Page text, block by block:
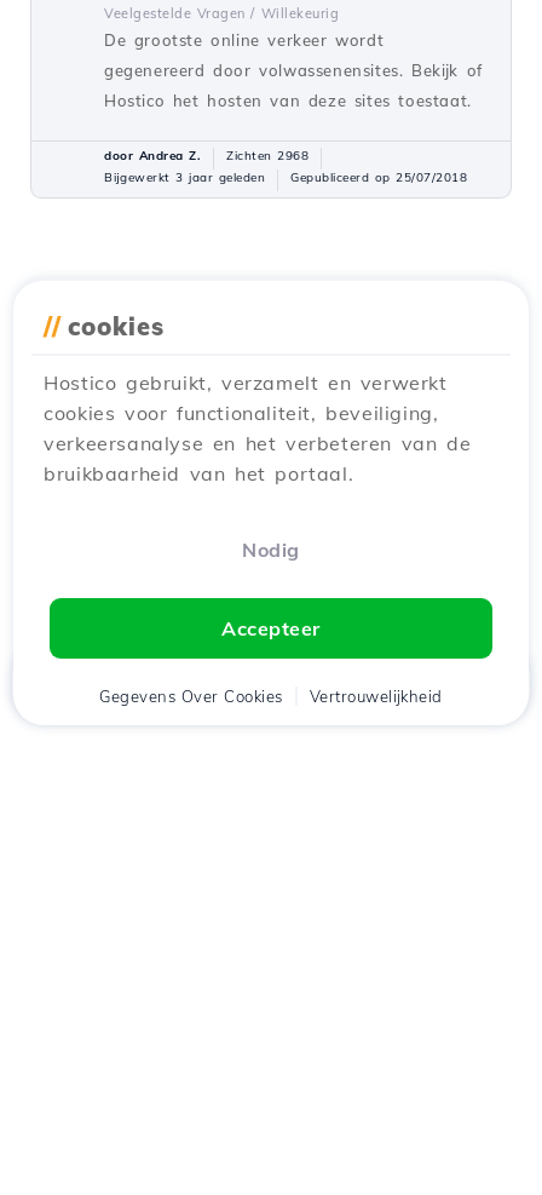
Veelgestelde Vragen / Willekeurig
De grootste online verkeer wordt
gegenereerd door volwassenensites. Bekijk of
Hostico het hosten van deze sites toestaat.
door Andrea Z.
Zichten 2968
Bijgewerkt 3 jaar geleden
Gepubliceerd op 25/07/2018
// cookies
Hostico gebruikt, verzamelt en verwerkt
cookies voor functionaliteit, beveiliging,
verkeersanalyse en het verbeteren van de
bruikbaarheid van het portaal.
Nodig
Accepteer
Gegevens Over Cookies Vertrouwelijkheid
Cliënt
Winkelwagen
Chat